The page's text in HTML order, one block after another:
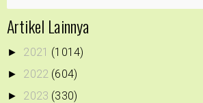
Artikel Lainnya
► 2021 (1014)
► 2022 (604)
► 2023 (330)